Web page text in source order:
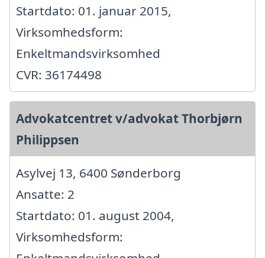
Startdato: 01. januar 2015,
Virksomhedsform:
Enkeltmandsvirksomhed
CVR: 36174498
Advokatcentret v/advokat Thorbjørn
Philippsen
Asylvej 13, 6400 Sønderborg
Ansatte: 2
Startdato: 01. august 2004,
Virksomhedsform: